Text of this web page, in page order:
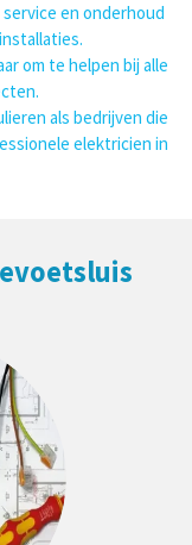
en onderhoud
om te helpen bij alle
als bedrijven die
elektricien in